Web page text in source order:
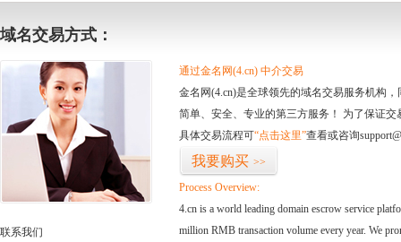
域名交易方式：
联系我们
通过金名网(4.cn) 中介交易
金名网(4.cn)是全球领先的域名交易服务机构
简单、安全、专业的第三方服务！ 为了保证
具体交易流程可“点击这里”查看或咨询
我要购买 >>
Process Overview:
4.cn is a world leading domain escrow service
million RMB transaction volume every year. We